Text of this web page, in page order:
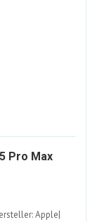
Pro Max
Apple|